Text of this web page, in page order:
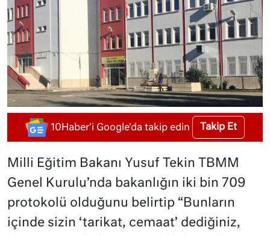
10Haber'i Google'da takip edin Takip Et
Milli Eğitim Bakanı Yusuf Tekin TBMM
Genel Kurulu’nda bakanlığın iki bin 709
protokolü olduğunu belirtip “Bunların
içinde sizin ‘tarikat, cemaat’ dediğiniz,